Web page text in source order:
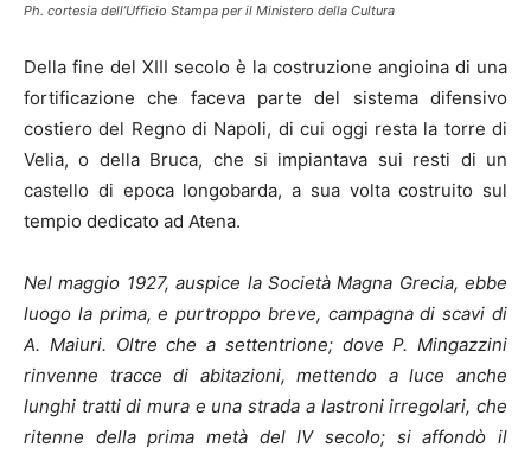
Ph. cortesia dell’Ufficio Stampa per il Ministero della Cultura
Della fine del XIII secolo è la costruzione angioina di una
fortificazione che faceva parte del sistema difensivo
costiero del Regno di Napoli, di cui oggi resta la torre di
Velia, o della Bruca, che si impiantava sui resti di un
castello di epoca longobarda, a sua volta costruito sul
tempio dedicato ad Atena.
Nel maggio 1927, auspice la Società Magna Grecia, ebbe
luogo la prima, e purtroppo breve, campagna di scavi di
A. Maiuri. Oltre che a settentrione; dove P. Mingazzini
rinvenne tracce di abitazioni, mettendo a luce anche
lunghi tratti di mura e una strada a lastroni irregolari, che
ritenne della prima metà del IV secolo; si affondò il